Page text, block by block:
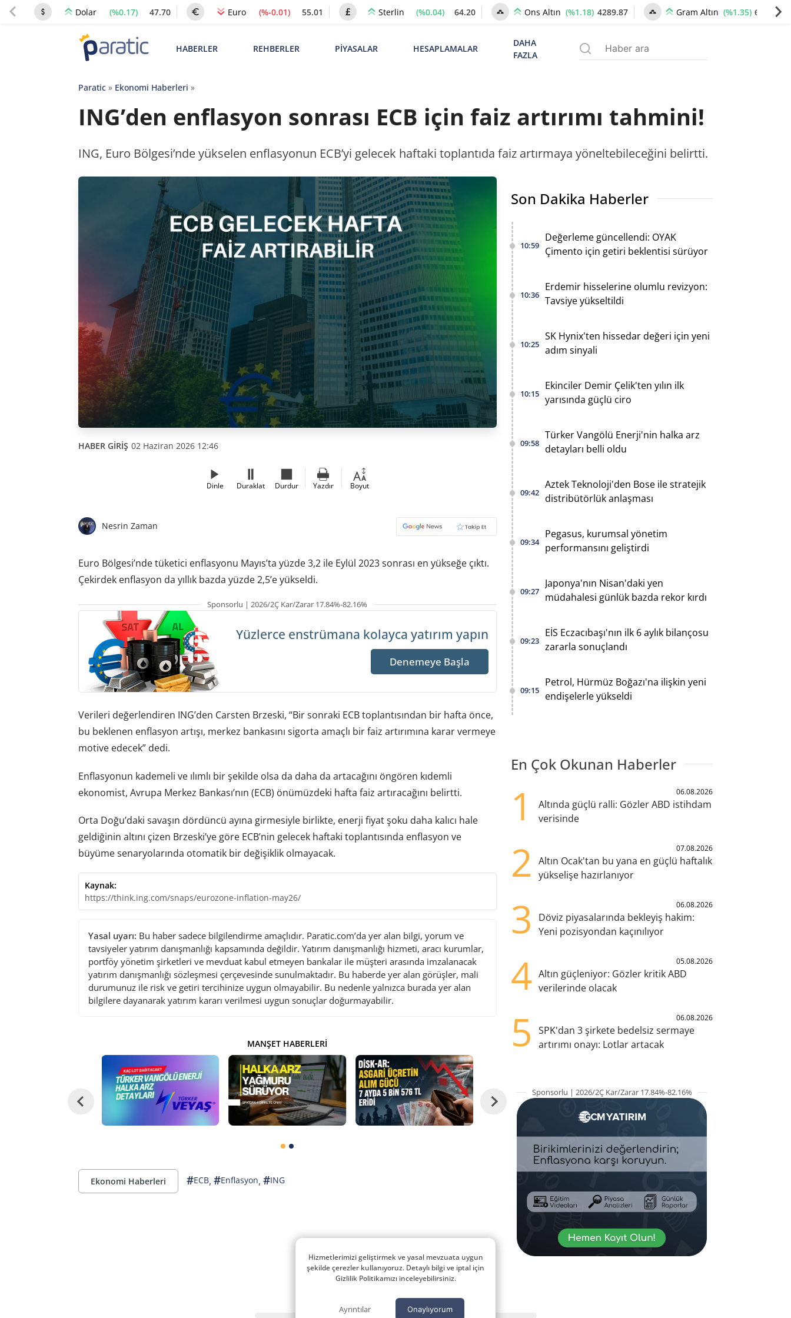
Dolar (%0.17) 47.70 Euro (%-0.01) 55.01 Sterlin (%0.04) 64.20 Ons Altın (%1.18) 4289.87 Gram Altın (%1.35) 6580.04
HABERLER REHBERLER PİYASALAR HESAPLAMALAR
DAHA
FAZLA
Paratic» Ekonomi Haberleri »
ING’den enflasyon sonrası ECB için faiz artırımı tahmini!
ING, Euro Bölgesi’nde yükselen enflasyonun ECB’yi gelecek haftaki toplantıda faiz artırmaya yöneltebileceğini belirtti.
HABER GİRİŞ 02 Haziran 2026 12:46
Dinle Duraklat Durdur Yazdır Boyut
Nesrin Zaman
Euro Bölgesi’nde tüketici enflasyonu Mayıs’ta yüzde 3,2 ile Eylül 2023 sonrası en yükseğe çıktı.
Çekirdek enflasyon da yıllık bazda yüzde 2,5’e yükseldi.
Sponsorlu | 2026/2Ç Kar/Zarar 17.84%-82.16%
Yüzlerce enstrümana kolayca yatırım yapın
Denemeye Başla
Verileri değerlendiren ING’den Carsten Brzeski, “Bir sonraki ECB toplantısından bir hafta önce,
bu beklenen enflasyon artışı, merkez bankasını sigorta amaçlı bir faiz artırımına karar vermeye
motive edecek” dedi.
Enflasyonun kademeli ve ılımlı bir şekilde olsa da daha da artacağını öngören kıdemli
ekonomist, Avrupa Merkez Bankası’nın (ECB) önümüzdeki hafta faiz artıracağını belirtti.
Orta Doğu’daki savaşın dördüncü ayına girmesiyle birlikte, enerji fiyat şoku daha kalıcı hale
geldiğinin altını çizen Brzeski’ye göre ECB’nin gelecek haftaki toplantısında enflasyon ve
büyüme senaryolarında otomatik bir değişiklik olmayacak.
Kaynak:
https://think.ing.com/snaps/eurozone-inflation-may26/
Yasal uyarı: Bu haber sadece bilgilendirme amaçlıdır. Paratic.com’da yer alan bilgi, yorum ve
tavsiyeler yatırım danışmanlığı kapsamında değildir. Yatırım danışmanlığı hizmeti, aracı kurumlar,
portföy yönetim şirketleri ve mevduat kabul etmeyen bankalar ile müşteri arasında imzalanacak
yatırım danışmanlığı sözleşmesi çerçevesinde sunulmaktadır. Bu haberde yer alan görüşler, mali
durumunuz ile risk ve getiri tercihinize uygun olmayabilir. Bu nedenle yalnızca burada yer alan
bilgilere dayanarak yatırım kararı verilmesi uygun sonuçlar doğurmayabilir.
MANŞET HABERLERI
Ekonomi Haberleri #ECB, #Enflasyon, #ING
Son Dakika Haberler
10:59
Değerleme güncellendi: OYAK
Çimento için getiri beklentisi sürüyor
10:36
Erdemir hisselerine olumlu revizyon:
Tavsiye yükseltildi
10:25
SK Hynix'ten hissedar değeri için yeni
adım sinyali
10:15
Ekinciler Demir Çelik'ten yılın ilk
yarısında güçlü ciro
09:58
Türker Vangölü Enerji'nin halka arz
detayları belli oldu
09:42
Aztek Teknoloji'den Bose ile stratejik
distribütörlük anlaşması
09:34
Pegasus, kurumsal yönetim
performansını geliştirdi
09:27
Japonya'nın Nisan'daki yen
müdahalesi günlük bazda rekor kırdı
09:23
EİS Eczacıbaşı'nın ilk 6 aylık bilançosu
zararla sonuçlandı
09:15
Petrol, Hürmüz Boğazı'na ilişkin yeni
endişelerle yükseldi
En Çok Okunan Haberler
1 06.08.2026
Altında güçlü ralli: Gözler ABD istihdam
verisinde
2 07.08.2026
Altın Ocak'tan bu yana en güçlü haftalık
yükselişe hazırlanıyor
3 06.08.2026
Döviz piyasalarında bekleyiş hakim:
Yeni pozisyondan kaçınılıyor
4 05.08.2026
Altın güçleniyor: Gözler kritik ABD
verilerinde olacak
5 06.08.2026
SPK'dan 3 şirkete bedelsiz sermaye
artırımı onayı: Lotlar artacak
Sponsorlu | 2026/2Ç Kar/Zarar 17.84%-82.16%
Hizmetlerimizi geliştirmek ve yasal mevzuata uygun
şekilde çerezler kullanıyoruz. Detaylı bilgi ve iptal için
Gizlilik Politikamızı inceleyebilirsiniz.
Ayrıntılar Onaylıyorum